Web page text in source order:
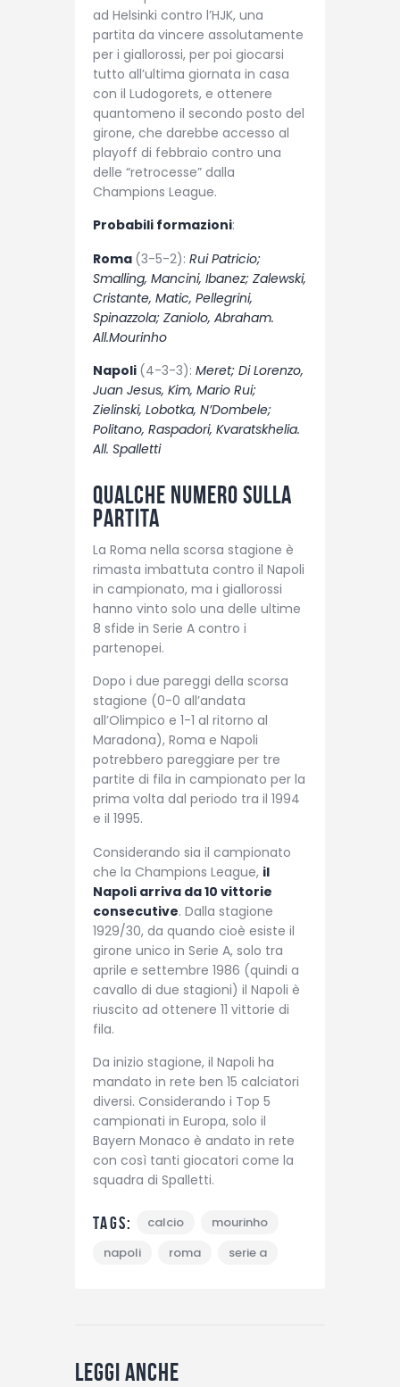
ad Helsinki contro l’HJK, una
partita da vincere assolutamente
per i giallorossi, per poi giocarsi
tutto all’ultima giornata in casa
con il Ludogorets, e ottenere
quantomeno il secondo posto del
girone, che darebbe accesso al
playoff di febbraio contro una
delle “retrocesse” dalla
Champions League.
Probabili formazioni:
Roma (3-5-2): Rui Patricio;
Smalling, Mancini, Ibanez; Zalewski,
Cristante, Matic, Pellegrini,
Spinazzola; Zaniolo, Abraham.
All.Mourinho
Napoli (4-3-3): Meret; Di Lorenzo,
Juan Jesus, Kim, Mario Rui;
Zielinski, Lobotka, N’Dombele;
Politano, Raspadori, Kvaratskhelia.
All. Spalletti
Qualche numero sulla
partita
La Roma nella scorsa stagione è
rimasta imbattuta contro il Napoli
in campionato, ma i giallorossi
hanno vinto solo una delle ultime
8 sfide in Serie A contro i
partenopei.
Dopo i due pareggi della scorsa
stagione (0-0 all’andata
all’Olimpico e 1-1 al ritorno al
Maradona), Roma e Napoli
potrebbero pareggiare per tre
partite di fila in campionato per la
prima volta dal periodo tra il 1994
e il 1995.
Considerando sia il campionato
che la Champions League, il
Napoli arriva da 10 vittorie
consecutive. Dalla stagione
1929/30, da quando cioè esiste il
girone unico in Serie A, solo tra
aprile e settembre 1986 (quindi a
cavallo di due stagioni) il Napoli è
riuscito ad ottenere 11 vittorie di
fila.
Da inizio stagione, il Napoli ha
mandato in rete ben 15 calciatori
diversi. Considerando i Top 5
campionati in Europa, solo il
Bayern Monaco è andato in rete
con così tanti giocatori come la
squadra di Spalletti.
Tags: calcio
mourinho
napoli
roma serie a
Leggi anche